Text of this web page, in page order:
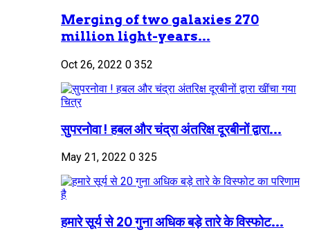
Merging of two galaxies 270
million light-years...
Oct 26, 2022 0 352
सुपरनोवा ! हबल और चंद्रा अंतरिक्ष दूरबीनों द्वारा...
May 21, 2022 0 325
हमारे सूर्य से 20 गुना अधिक बड़े तारे के विस्फोट...